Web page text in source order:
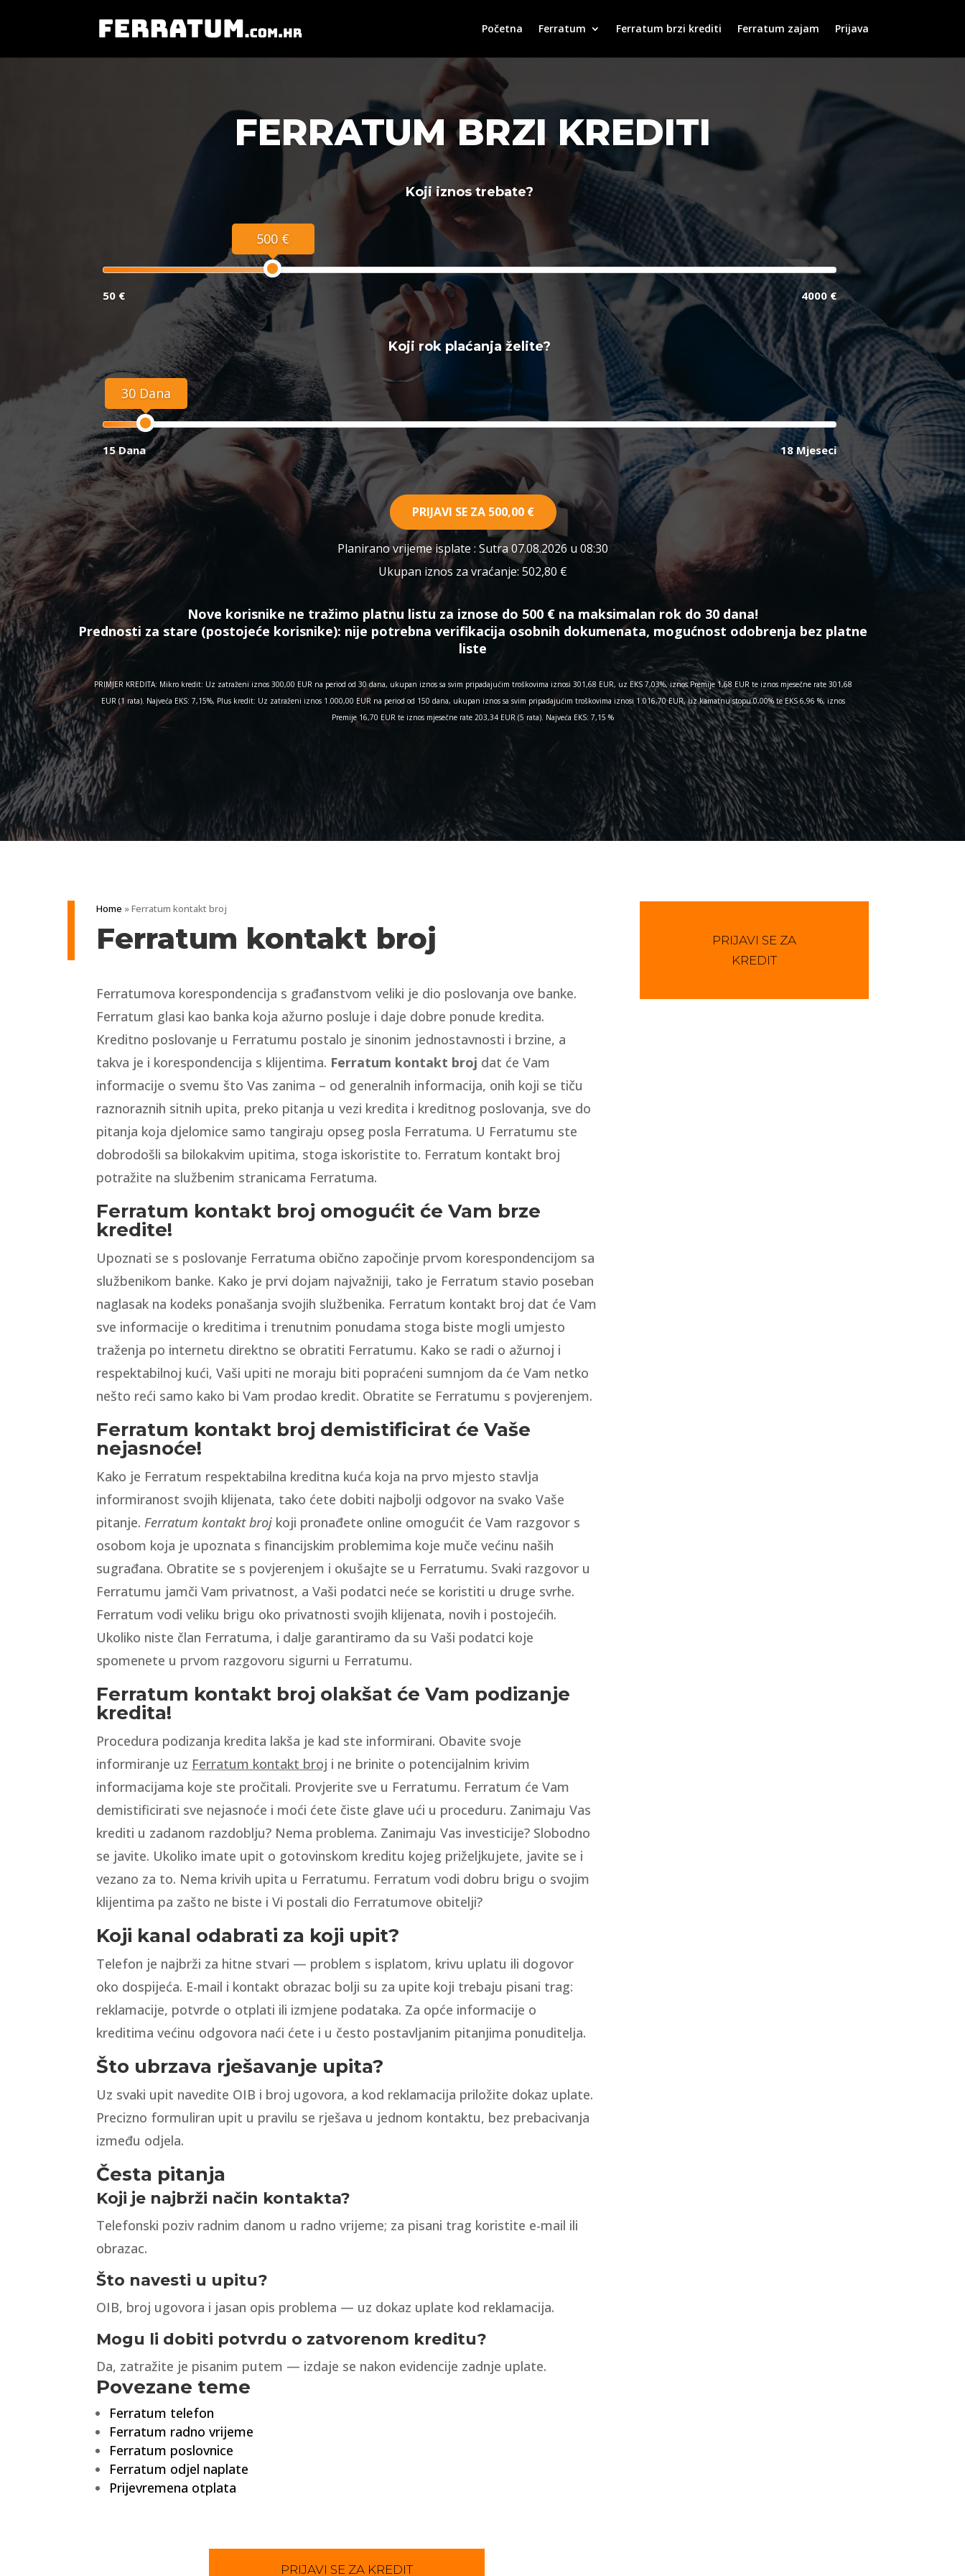
Početna Ferratum Ferratum brzi krediti Ferratum zajam Prijava
FERRATUM BRZI KREDITI
Koji iznos trebate?
500 €
50 € 4000 €
Koji rok plaćanja želite?
30 Dana
15 Dana 18 Mjeseci
PRIJAVI SE ZA 500,00 €
Planirano vrijeme isplate : Sutra 07.08.2026 u 08:30
Ukupan iznos za vraćanje: 502,80 €
Nove korisnike ne tražimo platnu listu za iznose do 500 € na maksimalan rok do 30 dana!
Prednosti za stare (postojeće korisnike): nije potrebna verifikacija osobnih dokumenata, mogućnost odobrenja bez platne
liste
PRIMJER KREDITA: Mikro kredit: Uz zatraženi iznos 300,00 EUR na period od 30 dana, ukupan iznos sa svim pripadajućim troškovima iznosi 301,68 EUR, uz EKS 7,03%, iznos Premije 1,68 EUR te iznos mjesečne rate 301,68
EUR (1 rata). Najveća EKS: 7,15%, Plus kredit: Uz zatraženi iznos 1.000,00 EUR na period od 150 dana, ukupan iznos sa svim pripadajućim troškovima iznosi 1.016,70 EUR, uz kamatnu stopu 0,00% te EKS 6,96 %, iznos
Premije 16,70 EUR te iznos mjesečne rate 203,34 EUR (5 rata). Najveća EKS: 7,15 %
Home »Ferratum kontakt broj
Ferratum kontakt broj
Ferratumova korespondencija s građanstvom veliki je dio poslovanja ove banke.
Ferratum glasi kao banka koja ažurno posluje i daje dobre ponude kredita.
Kreditno poslovanje u Ferratumu postalo je sinonim jednostavnosti i brzine, a
takva je i korespondencija s klijentima. Ferratum kontakt broj dat će Vam
informacije o svemu što Vas zanima – od generalnih informacija, onih koji se tiču
raznoraznih sitnih upita, preko pitanja u vezi kredita i kreditnog poslovanja, sve do
pitanja koja djelomice samo tangiraju opseg posla Ferratuma. U Ferratumu ste
dobrodošli sa bilokakvim upitima, stoga iskoristite to. Ferratum kontakt broj
potražite na službenim stranicama Ferratuma.
Ferratum kontakt broj omogućit će Vam brze
kredite!
Upoznati se s poslovanje Ferratuma obično započinje prvom korespondencijom sa
službenikom banke. Kako je prvi dojam najvažniji, tako je Ferratum stavio poseban
naglasak na kodeks ponašanja svojih službenika. Ferratum kontakt broj dat će Vam
sve informacije o kreditima i trenutnim ponudama stoga biste mogli umjesto
traženja po internetu direktno se obratiti Ferratumu. Kako se radi o ažurnoj i
respektabilnoj kući, Vaši upiti ne moraju biti popraćeni sumnjom da će Vam netko
nešto reći samo kako bi Vam prodao kredit. Obratite se Ferratumu s povjerenjem.
Ferratum kontakt broj demistificirat će Vaše
nejasnoće!
Kako je Ferratum respektabilna kreditna kuća koja na prvo mjesto stavlja
informiranost svojih klijenata, tako ćete dobiti najbolji odgovor na svako Vaše
pitanje.Ferratum kontakt broj koji pronađete online omogućit će Vam razgovor s
osobom koja je upoznata s financijskim problemima koje muče većinu naših
sugrađana. Obratite se s povjerenjem i okušajte se u Ferratumu. Svaki razgovor u
Ferratumu jamči Vam privatnost, a Vaši podatci neće se koristiti u druge svrhe.
Ferratum vodi veliku brigu oko privatnosti svojih klijenata, novih i postojećih.
Ukoliko niste član Ferratuma, i dalje garantiramo da su Vaši podatci koje
spomenete u prvom razgovoru sigurni u Ferratumu.
Ferratum kontakt broj olakšat će Vam podizanje
kredita!
Procedura podizanja kredita lakša je kad ste informirani. Obavite svoje
informiranje uz Ferratum kontakt broj i ne brinite o potencijalnim krivim
informacijama koje ste pročitali. Provjerite sve u Ferratumu. Ferratum će Vam
demistificirati sve nejasnoće i moći ćete čiste glave ući u proceduru. Zanimaju Vas
krediti u zadanom razdoblju? Nema problema. Zanimaju Vas investicije? Slobodno
se javite. Ukoliko imate upit o gotovinskom kreditu kojeg priželjkujete, javite se i
vezano za to. Nema krivih upita u Ferratumu. Ferratum vodi dobru brigu o svojim
klijentima pa zašto ne biste i Vi postali dio Ferratumove obitelji?
Koji kanal odabrati za koji upit?
Telefon je najbrži za hitne stvari — problem s isplatom, krivu uplatu ili dogovor
oko dospijeća. E-mail i kontakt obrazac bolji su za upite koji trebaju pisani trag:
reklamacije, potvrde o otplati ili izmjene podataka. Za opće informacije o
kreditima većinu odgovora naći ćete i u često postavljanim pitanjima ponuditelja.
Što ubrzava rješavanje upita?
Uz svaki upit navedite OIB i broj ugovora, a kod reklamacija priložite dokaz uplate.
Precizno formuliran upit u pravilu se rješava u jednom kontaktu, bez prebacivanja
između odjela.
Česta pitanja
Koji je najbrži način kontakta?
Telefonski poziv radnim danom u radno vrijeme; za pisani trag koristite e-mail ili
obrazac.
Što navesti u upitu?
OIB, broj ugovora i jasan opis problema — uz dokaz uplate kod reklamacija.
Mogu li dobiti potvrdu o zatvorenom kreditu?
Da, zatražite je pisanim putem — izdaje se nakon evidencije zadnje uplate.
Povezane teme
Ferratum telefon
Ferratum radno vrijeme
Ferratum poslovnice
Ferratum odjel naplate
Prijevremena otplata
PRIJAVI SE ZA KREDIT
PRIJAVI SE ZA
KREDIT